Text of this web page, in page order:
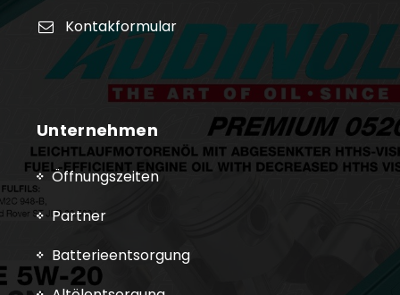
Kontakformular
Unternehmen
Öffnungszeiten
Partner
Batterieentsorgung